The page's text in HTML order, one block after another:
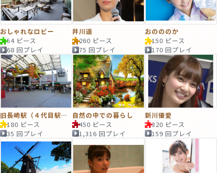
おしゃれなロビー
54 ピース
68 回プレイ
井川遥
260 ピース
75 回プレイ
おのののか
150 ピース
170 回プレイ
旧長崎駅（４代目駅舎）
180 ピース
35 回プレイ
自然の中での暮らし
450 ピース
1,316 回プレイ
新川優愛
320 ピース
159 回プレイ